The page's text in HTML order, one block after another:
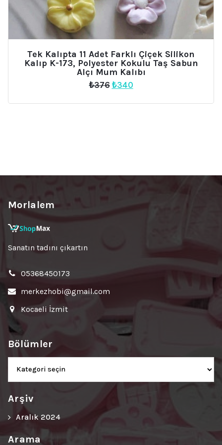
Tek Kalıpta 11 Adet Farklı Çiçek Silikon
Kalıp K-173, Polyester Kokulu Taş Sabun
Alçı Mum Kalıbı
₺376 Orijinal
₺376.
₺340Şu
fiyat:
Morlalem
Sanatın tadını çıkartın
05368450173
merkezhobi@gmail.com
Kocaeli İzmit
Bölümler
Bölümler
Arşiv
Aralık 2024
Arama